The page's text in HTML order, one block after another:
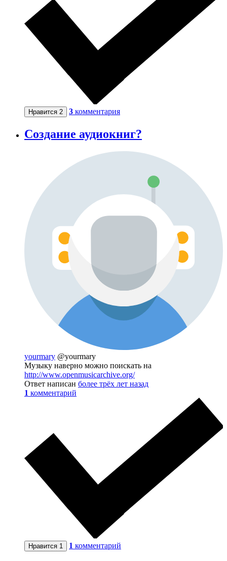
Нравится 2 3 комментария
Создание аудиокниг?
yourmary @yourmary
Музыку наверно можно поискать на
http://www.openmusicarchive.org/
Ответ написан более трёх лет назад
1 комментарий
Нравится 1 1 комментарий